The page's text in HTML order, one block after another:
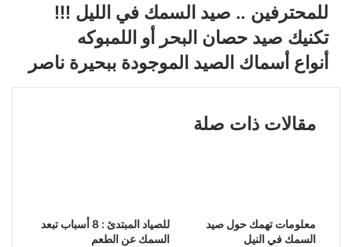
للمحترفين .. صيد السمك في الليل !!!
تكنيك صيد حصان البحر أو اللمبوكه
أنواع أسماك الصيد الموجودة ببحيرة ناصر
مقالات ذات صلة
للصياد المبتدئ : 8 أسباب تبعد
السمك عن الطعم
معلومات تهمك حول صيد
السمك في النيل